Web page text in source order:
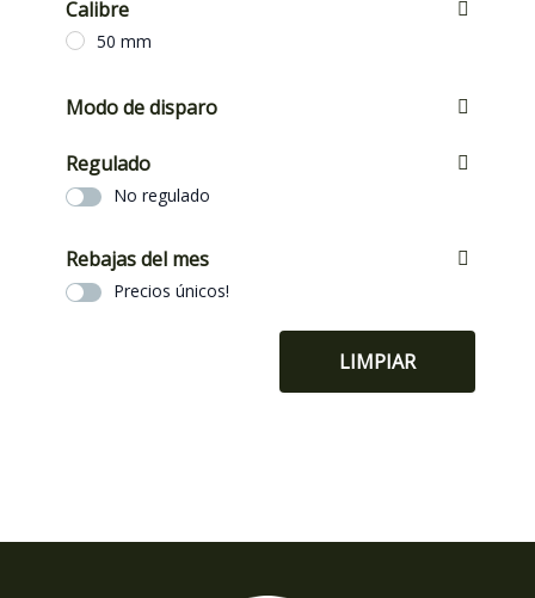
Calibre
50 mm
Modo de disparo
Regulado
No regulado
Rebajas del mes
Precios únicos!
LIMPIAR